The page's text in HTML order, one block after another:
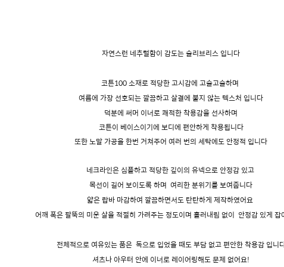
자연스런 네추럴함이 감도는 슬리브리스 입니다
코튼100 소재로 적당한 고시감에 고슬고슬하며
여름에 가장 선호되는 깔끔하고 살결에 붙지 않는 텍스처 입니다
덕분에 써머 이너로 쾌적한 착용감을 선사하며
코튼이 베이스이기에 보디에 편안하게 착용됩니다
또한 노말 가공을 한번 거쳐주어 여러 번의 세탁에도 안정적 입니다
네크라인은 심플하고 적당한 깊이의 유넥으로 안정감 있고
목선이 길어 보이도록 하며 여리한 분위기를 보여줍니다
얇은 랍바 마감하여 깔끔하면서도 탄탄하게 제작하였어요
어깨 폭은 팔뚝의 미운 살을 적절히 가려주는 정도이며 흘러내림 없이 안정감 있게 잡
전체적으로 여유있는 품은 독으로 입었을 때도 부담 없고 편안한 착용감 입니
셔츠나 아우터 안에 이너로 레이어링해도 문제 없어요!